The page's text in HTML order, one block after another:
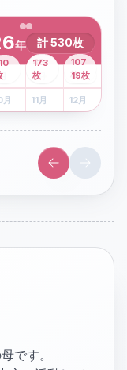
年 計530枚
3月
43
枚
4月
107
枚
月 7月
173
枚
8月
19枚
月 11月 12月
です。